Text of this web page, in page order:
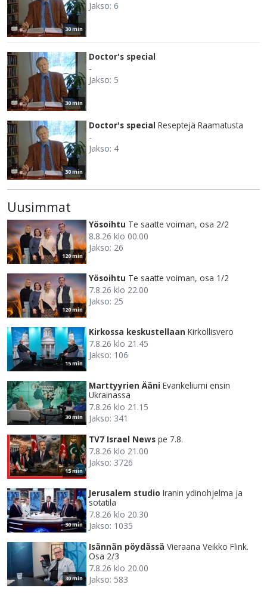
30 min
Jakso: 6
30 min
Doctor's special
-
Jakso: 5
30 min
Doctor's special Reseptejä Raamatusta
-
Jakso: 4
Uusimmat
120 min
Yösoihtu Te saatte voiman, osa 2/2
8.8.26 klo 00.00
Jakso: 26
120 min
Yösoihtu Te saatte voiman, osa 1/2
7.8.26 klo 22.00
Jakso: 25
15 min
Kirkossa keskustellaan Kirkollisvero
7.8.26 klo 21.45
Jakso: 106
30 min
Marttyyrien Ääni Evankeliumi ensin
Ukrainassa
7.8.26 klo 21.15
Jakso: 341
15 min
TV7 Israel News pe 7.8.
7.8.26 klo 21.00
Jakso: 3726
30 min
Jerusalem studio Iranin ydinohjelma ja
sotatila
7.8.26 klo 20.30
Jakso: 1035
30 min
Isännän pöydässä Vieraana Veikko Flink.
Osa 2/3
7.8.26 klo 20.00
Jakso: 583